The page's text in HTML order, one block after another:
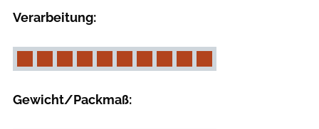
Verarbeitung:
Gewicht/Packmaß: